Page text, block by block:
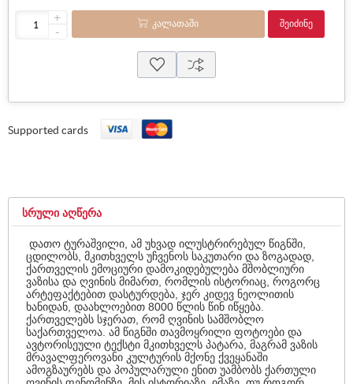
+
-
ᲙᲐᲚᲐᲗᲐᲨᲘ ᲨᲔᲘᲫᲘᲜᲔ
Supported cards
ᲡᲠᲣᲚᲘ ᲐᲦᲬᲔᲠᲐ
დათო ტურაშვილი, ამ უხვად ილუსტრირებულ წიგნში,
ცდილობს, მკითხველს უჩვენოს საკუთარი და ზოგადად,
ქართველის ემოციური დამოკიდებულება მშობლიური
ვაზისა და ღვინის მიმართ, რომლის ისტორიაც, როგორც
არტეფაქტებით დასტურდება, ჯერ კიდევ ნეოლითის
ხანიდან, დაახლოებით 8000 წლის წინ იწყება.
ქართველებს სჯერათ, რომ ღვინის სამშობლო
საქართველოა. ამ წიგნში თავმოყრილი ფოტოები და
ავტორისეული ტექსტი მკითხველს პატარა, მაგრამ ვაზის
მრავალფეროვანი კულტურის მქონე ქვეყანაში
ამოგზაურებს და პოპულარული ენით უამბობს ქართული